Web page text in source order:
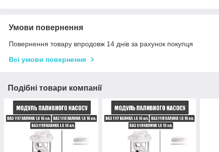
Умови повернення
Повернення товару впродовж 14 днів за рахунок покупця
Всі умови повернення
Подібні товари компанії